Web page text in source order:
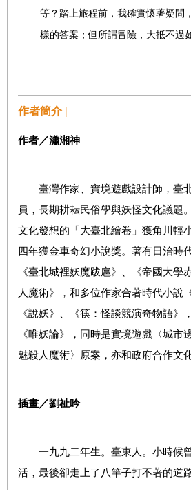
等？踏上旅程前，我確實懷著疑問
樣的答案；但所謂冒險，大抵不過
作者簡介 |
作者／瀟湘神
臺灣作家、實境遊戲設計師，臺
員，長期耕耘民俗學與妖怪文化議題
文化發想的「大臺北繪卷」獲角川輕
四年獲金車奇幻小說獎。著有日治時
《臺北城裡妖魔跋扈》、《帝國大學
人魔術》，和多位作家合著時代小說
《說妖》、《筷：怪談競演奇物語》
《唯妖論》，同時是實境遊戲〈城市
魅殺人魔術〉原案，亦和政府合作文
插畫／劉祉吟
一九九二年生。臺東人。小時候
活，最後卻走上了八竿子打不著的道路